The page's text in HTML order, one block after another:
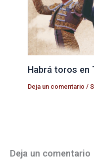
Habrá toros en
Deja un comentario /
Deja un comentario